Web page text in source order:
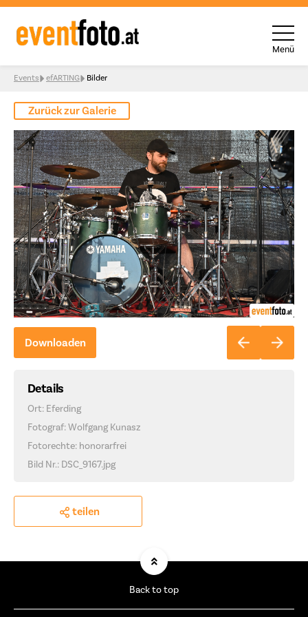
Skip to content
Menü
Events efARTING Bilder
Zurück zur Galerie
Downloaden
Details
Ort: Eferding
Fotograf: Wolfgang Kunasz
Fotorechte: honorarfrei
Bild Nr.: DSC_9167.jpg
teilen
Back to top